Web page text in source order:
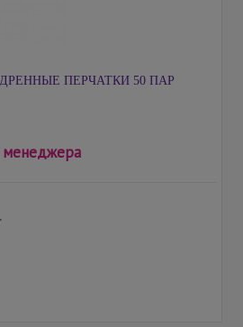
ПЕРЧАТКИ 50 ПАР
менеджера